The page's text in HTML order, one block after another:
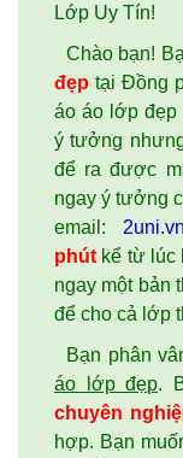
Lớp Uy Tín!
Chào bạn!
đẹp tại Đồng
áo áo lớp đẹp
ý tưởng
để ra được
ngay ý tưởng
email:
phút kể từ lúc
ngay một bản
để cho cả lớp
Bạn phân
áo lớp đẹp.
chuyên
hợp. Bạn